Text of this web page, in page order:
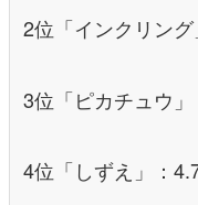
2位「インクリン
3位「ピカチュウ
4位「しずえ」：